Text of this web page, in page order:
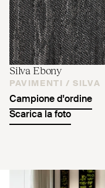
Silva Ebony
PAVIMENTI / SILVA
Campione d'ordine
Scarica la foto